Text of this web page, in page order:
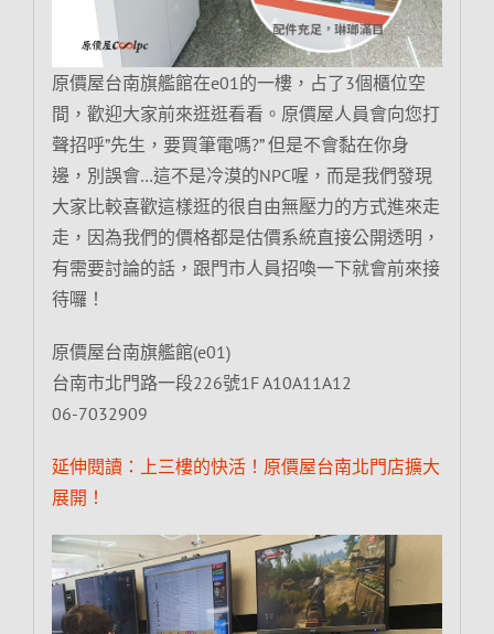
原價屋台南旗艦館在e01的一樓，占了3個櫃位空
間，歡迎大家前來逛逛看看。原價屋人員會向您打
聲招呼”先生，要買筆電嗎?” 但是不會黏在你身
邊，別誤會…這不是冷漠的NPC喔，而是我們發現
大家比較喜歡這樣逛的很自由無壓力的方式進來走
走，因為我們的價格都是估價系統直接公開透明，
有需要討論的話，跟門市人員招喚一下就會前來接
待囉！
原價屋台南旗艦館(e01)
台南市北門路一段226號1F A10A11A12
06-7032909
延伸閱讀：上三樓的快活！原價屋台南北門店擴大
展開！